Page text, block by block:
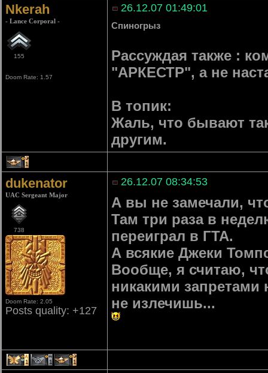
Nkerah
- Lance Corporal -
155
Doom Rate: 1.57
26.12.07 01:49:01
Спиногрыз
Рассуждая также :
"АРКЕСТР", а не
В топик:
Жаль, что бывают
другим.
1
dukenator
UAC Sergeant Major
738
Doom Rate: 2.05
Posts quality: +127
26.12.07 08:34:53
А вы не замечали,
Там три раза в
переиграл в ГТА.
А всякие Джеки
Вообще, я считаю,
никакими запретами
не излечишь...
1 1 1